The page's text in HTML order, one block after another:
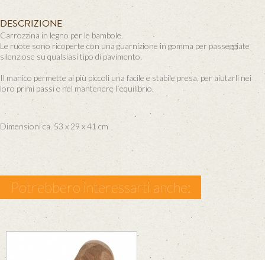
DESCRIZIONE
Carrozzina in legno per le bambole.
Le ruote sono ricoperte con una guarnizione in gomma per passeggiate
silenziose su qualsiasi tipo di pavimento.
Il manico permette ai più piccoli una facile e stabile presa, per aiutarli nei
loro primi passi e nel mantenere l´equilibrio.
Dimensioni ca. 53 x 29 x 41 cm
Potrebbero interessarti anche: